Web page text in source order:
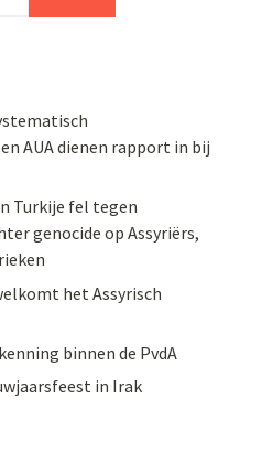
AUA dienen rapport in bij
Turkije fel tegen
genocide op Assyriërs,
het Assyrisch
binnen de PvdA
in Irak